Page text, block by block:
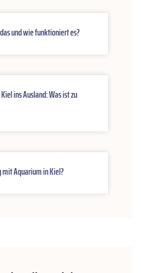
und wie funktioniert es?
ins Ausland: Was ist zu
Aquarium in Kiel?